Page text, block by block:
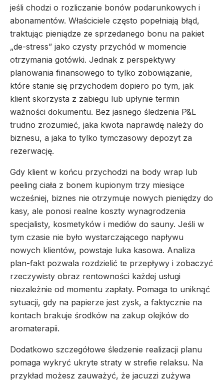
jeśli chodzi o rozliczanie bonów podarunkowych i
abonamentów. Właściciele często popełniają błąd,
traktując pieniądze ze sprzedanego bonu na pakiet
„de-stress” jako czysty przychód w momencie
otrzymania gotówki. Jednak z perspektywy
planowania finansowego to tylko zobowiązanie,
które stanie się przychodem dopiero po tym, jak
klient skorzysta z zabiegu lub upłynie termin
ważności dokumentu. Bez jasnego śledzenia P&L
trudno zrozumieć, jaka kwota naprawdę należy do
biznesu, a jaka to tylko tymczasowy depozyt za
rezerwację.
Gdy klient w końcu przychodzi na body wrap lub
peeling ciała z bonem kupionym trzy miesiące
wcześniej, biznes nie otrzymuje nowych pieniędzy do
kasy, ale ponosi realne koszty wynagrodzenia
specjalisty, kosmetyków i mediów do sauny. Jeśli w
tym czasie nie było wystarczającego napływu
nowych klientów, powstaje luka kasowa. Analiza
plan-fakt pozwala rozdzielić te przepływy i zobaczyć
rzeczywisty obraz rentowności każdej usługi
niezależnie od momentu zapłaty. Pomaga to uniknąć
sytuacji, gdy na papierze jest zysk, a faktycznie na
kontach brakuje środków na zakup olejków do
aromaterapii.
Dodatkowo szczegółowe śledzenie realizacji planu
pomaga wykryć ukryte straty w strefie relaksu. Na
przykład możesz zauważyć, że jacuzzi zużywa